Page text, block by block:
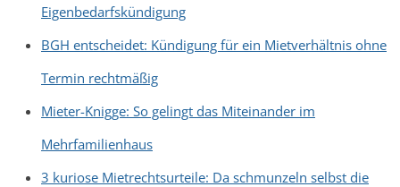
Eigenbedarfskündigung
BGH entscheidet: Kündigung für ein Mietverhältnis ohne
Termin rechtmäßig
Mieter-Knigge: So gelingt das Miteinander im
Mehrfamilienhaus
3 kuriose Mietrechtsurteile: Da schmunzeln selbst die